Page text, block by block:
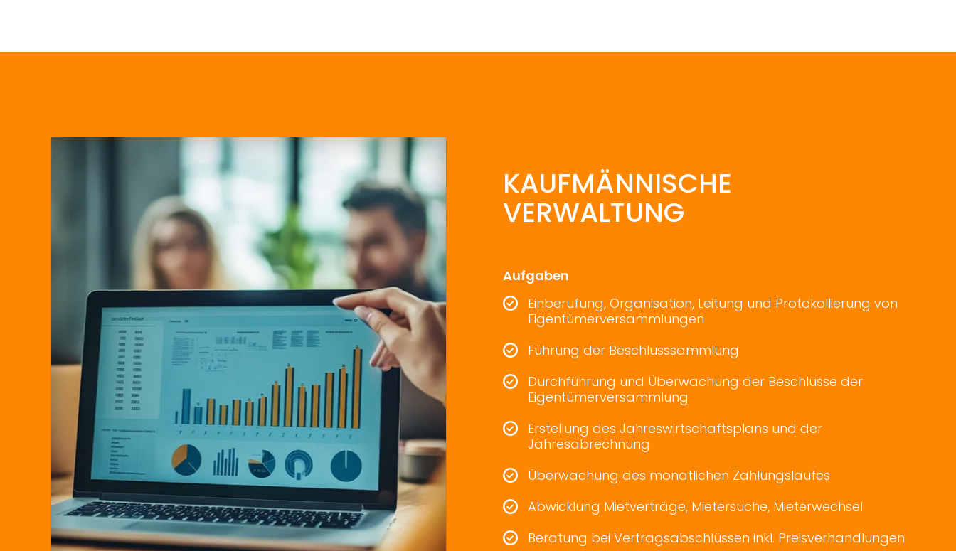
KAUFMÄNNISCHE
VERWALTUNG
Aufgaben
Einberufung, Organisation, Leitung und Protokollierung von
Eigentümerversammlungen
Führung der Beschlusssammlung
Durchführung und Überwachung der Beschlüsse der
Eigentümerversammlung
Erstellung des Jahreswirtschaftsplans und der
Jahresabrechnung
Überwachung des monatlichen Zahlungslaufes
Abwicklung Mietverträge, Mietersuche, Mieterwechsel
Beratung bei Vertragsabschlüssen inkl. Preisverhandlungen